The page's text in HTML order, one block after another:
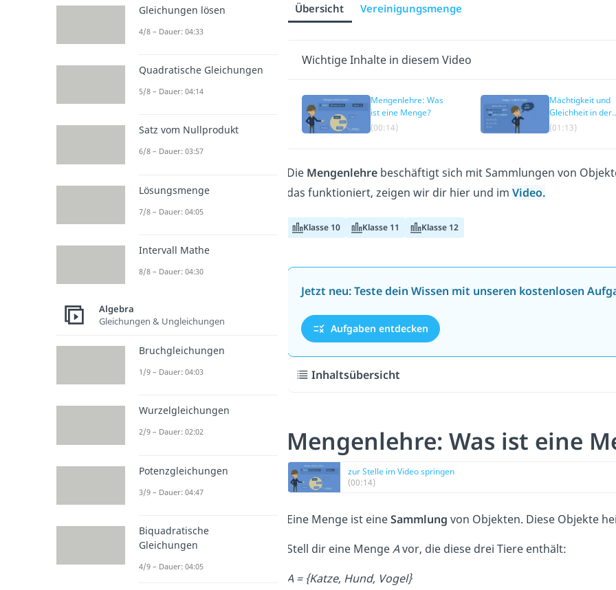
Übersicht Vereinigungsmenge
Wichtige Inhalte in diesem Video
Mengenlehre: Was
ist eine Menge?
(00:14)
Mächtigkeit und
Gleichheit in der
Mengenlehre
(01:13)
Die Mengenlehre beschäftigt sich mit Sammlungen von
das funktioniert, zeigen wir dir hier und im Video.
Klasse 10 Klasse 11 Klasse 12
Jetzt neu: Teste dein Wissen mit unseren kostenlosen
Aufgaben entdecken
Inhaltsübersicht
Mengenlehre: Was ist eine
zur Stelle im Video springen
(00:14)
Eine Menge ist eineSammlung von Objekten. Diese Objekte
Stell dir eine MengeAvor, die diese drei Tiere enthält:
A = {Katze, Hund, Vogel}
Gleichungen lösen
4/8 – Dauer: 04:33
Quadratische Gleichungen
5/8 – Dauer: 04:14
Satz vom Nullprodukt
6/8 – Dauer: 03:57
Lösungsmenge
7/8 – Dauer: 04:05
Intervall Mathe
8/8 – Dauer: 04:30
Algebra
Gleichungen & Ungleichungen
Bruchgleichungen
1/9 – Dauer: 04:03
Wurzelgleichungen
2/9 – Dauer: 02:02
Potenzgleichungen
3/9 – Dauer: 04:47
Biquadratische
Gleichungen
4/9 – Dauer: 04:05